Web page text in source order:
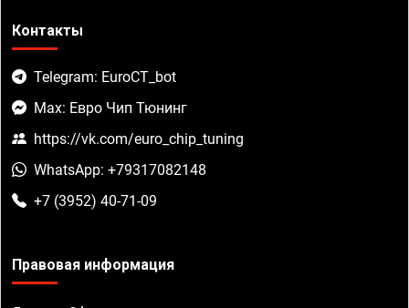
Контакты
Telegram: EuroCT_bot
Max: Евро Чип Тюнинг
https://vk.com/euro_chip_tuning
WhatsApp: +79317082148
+7 (3952) 40-71-09
Правовая информация